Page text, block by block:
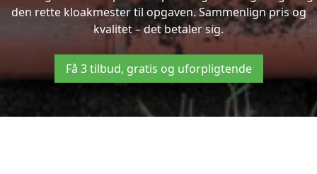
den rette kloakmester til opgaven. Sammenlign pris og
kvalitet – det betaler sig.
Få 3 tilbud, gratis og uforpligtende